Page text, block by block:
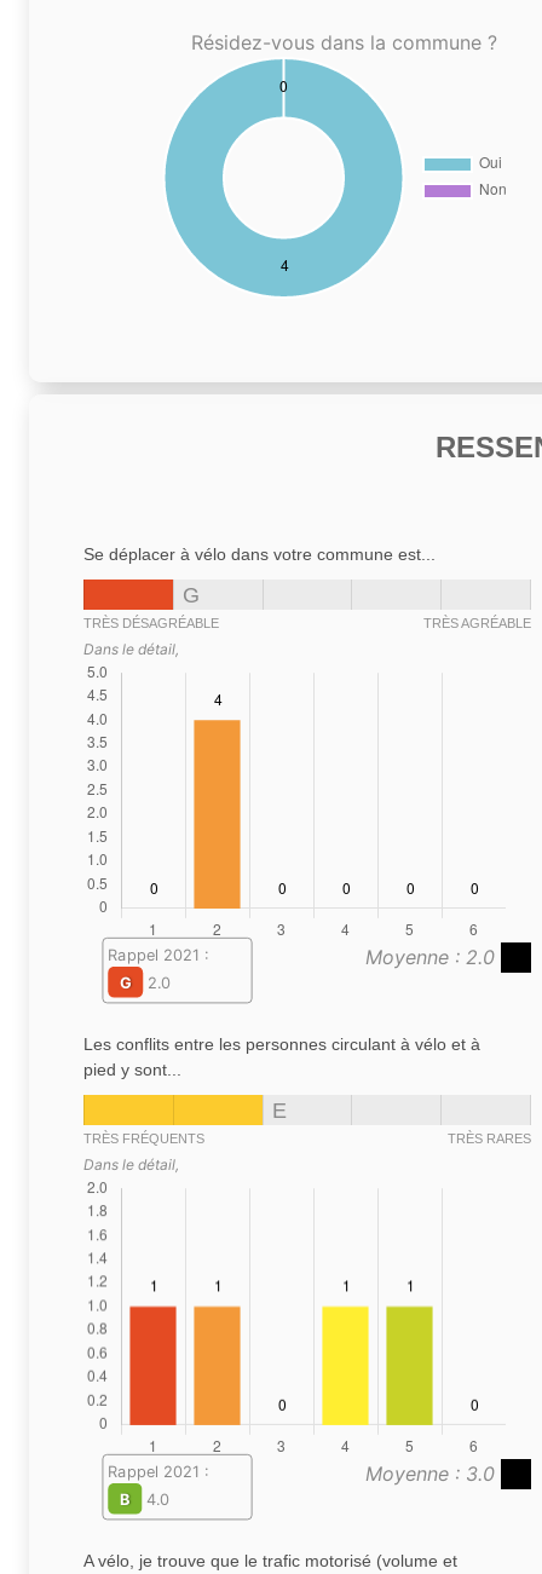
Résidez-vous dans la commune ?
Se déplacer à vélo dans votre commune est...
G
TRÈS DÉSAGRÉABLE TRÈS AGRÉABLE
Dans le détail,
Moyenne : 2.0
Rappel 2021 :
G
2.0
Les conflits entre les personnes circulant à vélo et à
pied y sont...
E
TRÈS FRÉQUENTS TRÈS RARES
Dans le détail,
Moyenne : 3.0
Rappel 2021 :
B
4.0
A vélo, je trouve que le trafic motorisé (volume et